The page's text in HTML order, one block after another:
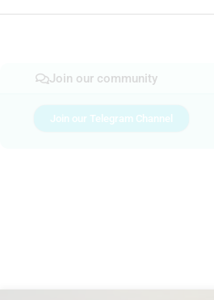
Join our community
Join our Telegram Channel